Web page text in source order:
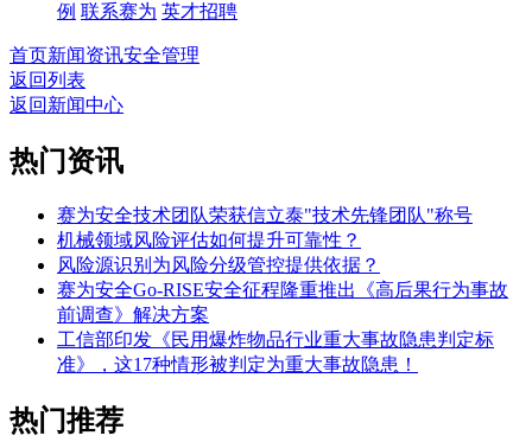
例 联系赛为 英才招聘
首页新闻资讯安全管理
返回列表
返回新闻中心
热门资讯
赛为安全技术团队荣获信立泰"技术先锋团队"称号
机械领域风险评估如何提升可靠性？
风险源识别为风险分级管控提供依据？
赛为安全Go-RISE安全征程隆重推出《高后果行为事故
前调查》解决方案
工信部印发《民用爆炸物品行业重大事故隐患判定标
准》，这17种情形被判定为重大事故隐患！
热门推荐